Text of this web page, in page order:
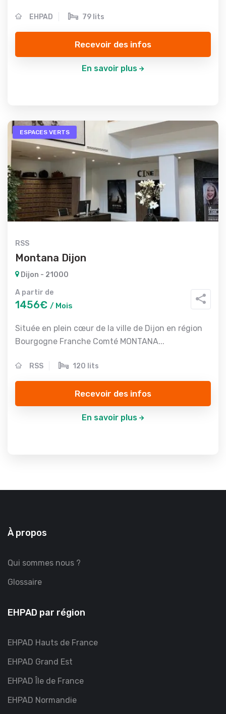
EHPAD 79 lits
Recevoir des infos
En savoir plus
ESPACES VERTS
RSS
Montana Dijon
Dijon - 21000
A partir de
1456€ / Mois
Située en plein cœur de la ville de Dijon en région
Bourgogne Franche Comté MONTANA...
RSS 120 lits
Recevoir des infos
En savoir plus
À propos
Qui sommes nous ?
Glossaire
EHPAD par région
EHPAD Hauts de France
EHPAD Grand Est
EHPAD Île de France
EHPAD Normandie